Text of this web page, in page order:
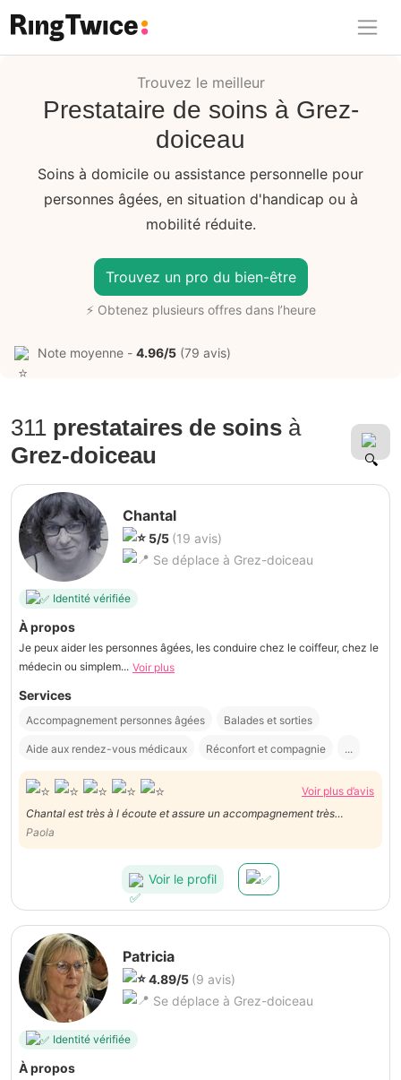
Ring Twice
Trouvez le meilleur
Prestataire de soins à Grez-
doiceau
Soins à domicile ou assistance personnelle pour
personnes âgées, en situation d'handicap ou à
mobilité réduite.
Trouvez un pro du bien-être
⚡ Obtenez plusieurs offres dans l’heure
Note moyenne - 4.96/5 (79 avis)
311 prestataires de soins à
Grez-doiceau
Chantal
5/5 (19 avis)
Se déplace à Grez-doiceau
Identité vérifiée
À propos
Je peux aider les personnes âgées, les conduire chez le coiffeur, chez le
médecin ou simplem... Voir plus
Services
Accompagnement personnes âgées Balades et sorties
Aide aux rendez-vous médicaux Réconfort et compagnie ...
Voir plus d’avis
Chantal est très à l écoute et assure un accompagnement très
professionnel.
Paola
Voir le profil
Patricia
4.89/5 (9 avis)
Se déplace à Grez-doiceau
Identité vérifiée
À propos